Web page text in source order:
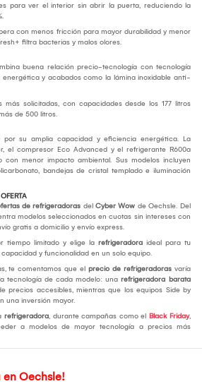
para ver el interior sin abrir la puerta, reduciendo la
con menos fricción para mayor durabilidad y menor
filtra bacterias y malos olores.
buena relación precio-tecnología con tecnología
y acabados como la lámina inoxidable anti-
solicitadas, con capacidades desde los 177 litros
de 500 litros.
por su amplia capacidad y eficiencia energética. La
el compresor Eco Advanced y el refrigerante R600a
menor impacto ambiental. Sus modelos incluyen
bandejas de cristal templado e iluminación
de refrigeradoras del Cyber Wow de Oechsle. Del
modelos seleccionados en cuotas sin intereses con
gratis a domicilio y envío express.
tiempo limitado y elige la refrigeradora ideal para tu
y funcionalidad en un solo equipo.
te comentamos que el precio de refrigeradoras varía
tecnología de cada modelo: una refrigeradora barata
precios accesibles, mientras que los equipos Side by
una inversión mayor.
refrigeradora, durante campañas como el Black Friday,
a modelos de mayor tecnología a precios más
en Oechsle!